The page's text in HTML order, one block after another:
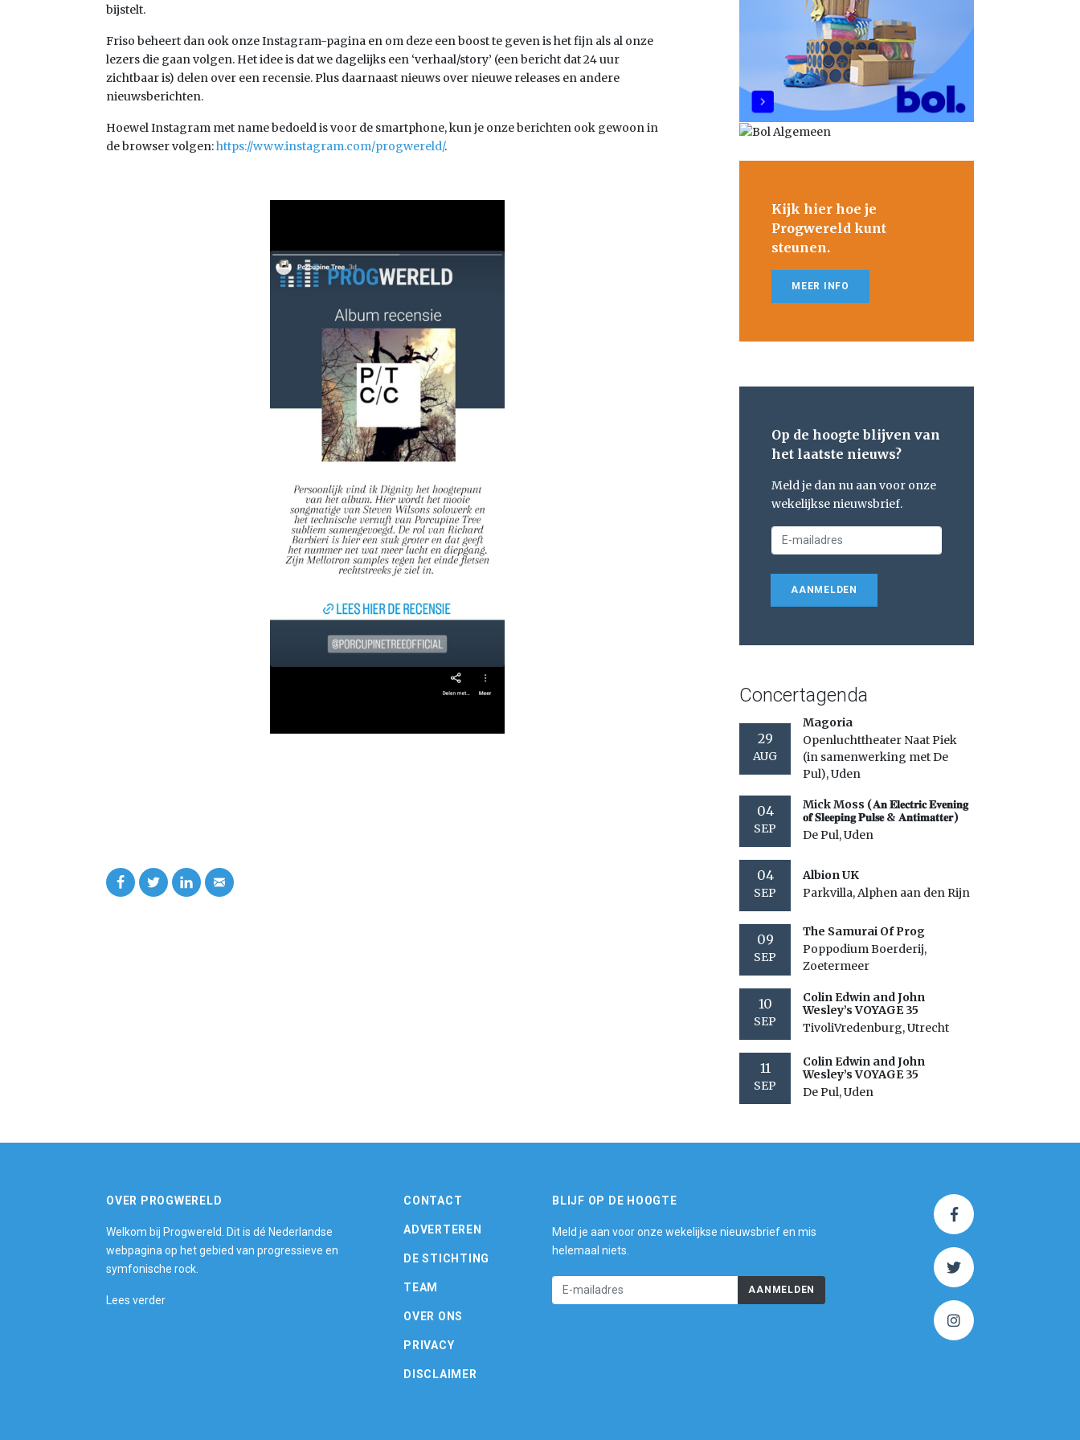
bijstelt.
Friso beheert dan ook onze Instagram-pagina en om deze een boost te geven is het fijn als al onze
lezers die gaan volgen. Het idee is dat we dagelijks een ‘verhaal/story’ (een bericht dat 24 uur
zichtbaar is) delen over een recensie. Plus daarnaast nieuws over nieuwe releases en andere
nieuwsberichten.
Hoewel Instagram met name bedoeld is voor de smartphone, kun je onze berichten ook gewoon in
de browser volgen:https://www.instagram.com/progwereld/.
Kijk hier hoe je
Progwereld kunt
steunen.
MEER INFO
Op de hoogte blijven van
het laatste nieuws?
Meld je dan nu aan voor onze
wekelijkse nieuwsbrief.
AANMELDEN
Concertagenda
29
AUG
Magoria
Openluchttheater Naat Piek
(in samenwerking met De
Pul), Uden
04
SEP
Mick Moss (𝐀𝐧 𝐄𝐥𝐞𝐜𝐭𝐫𝐢𝐜 𝐄𝐯𝐞𝐧𝐢𝐧𝐠
𝐨𝐟 𝐒𝐥𝐞𝐞𝐩𝐢𝐧𝐠 𝐏𝐮𝐥𝐬𝐞 & 𝐀𝐧𝐭𝐢𝐦𝐚𝐭𝐭𝐞𝐫)
De Pul, Uden
04
SEP
Albion UK
Parkvilla, Alphen aan den Rijn
09
SEP
The Samurai Of Prog
Poppodium Boerderij,
Zoetermeer
10
SEP
Colin Edwin and John
Wesley’s VOYAGE 35
TivoliVredenburg, Utrecht
11
SEP
Colin Edwin and John
Wesley’s VOYAGE 35
De Pul, Uden
OVER PROGWERELD
Welkom bij Progwereld. Dit is dé Nederlandse
webpagina op het gebied van progressieve en
symfonische rock.
Lees verder
CONTACT
ADVERTEREN
DE STICHTING
TEAM
OVER ONS
PRIVACY
DISCLAIMER
BLIJF OP DE HOOGTE
Meld je aan voor onze wekelijkse nieuwsbrief en mis
helemaal niets.
AANMELDEN